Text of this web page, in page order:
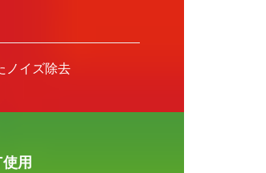
ノイズ除去
用